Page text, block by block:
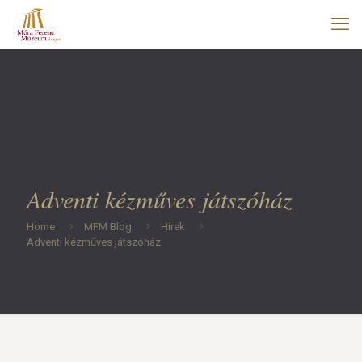
Adventi kézműves játszóház
Home MFM Blog
Hírek
Adventi kézműves játszóház